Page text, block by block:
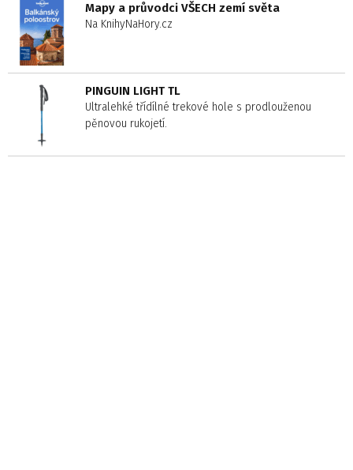
Mapy a průvodci VŠECH zemí světa
Na KnihyNaHory.cz
PINGUIN LIGHT TL
Ultralehké třídílné trekové hole s prodlouženou
pěnovou rukojetí.